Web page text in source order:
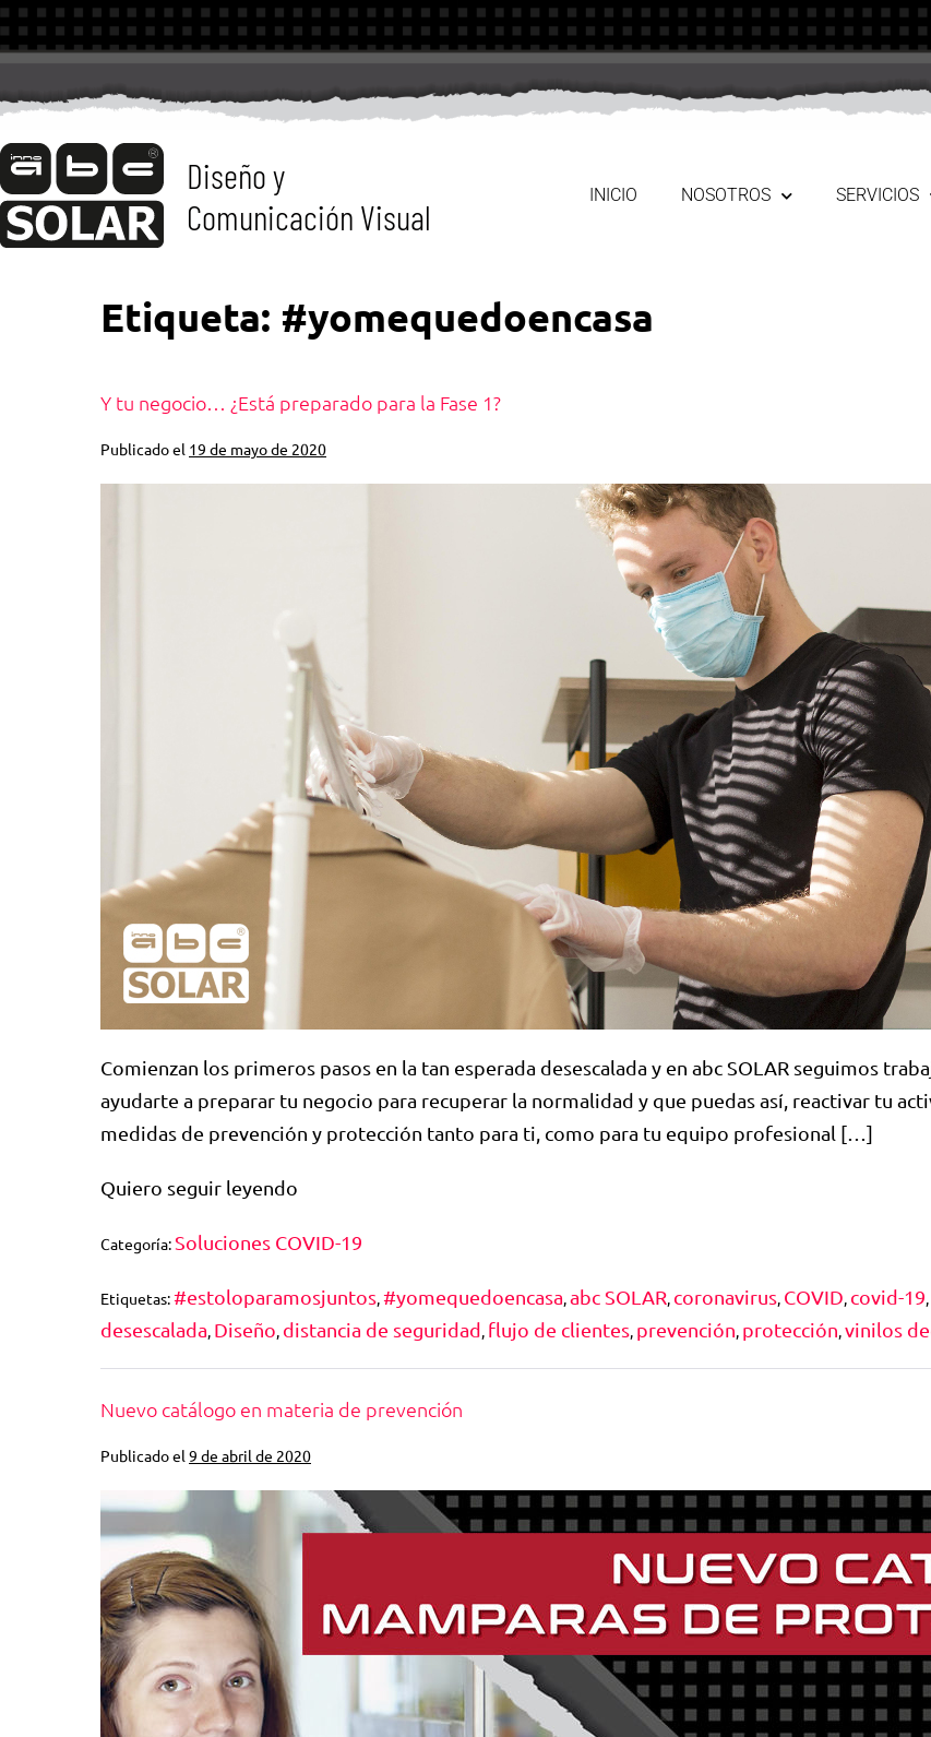
Diseño y
Comunicación Visual
INICIO NOSOTROS SERVICIOS
Etiqueta: #yomequedoencasa
Y tu negocio… ¿Está preparado para la Fase 1?
Publicado el 19 de mayo de 2020
Comienzan los primeros pasos en la tan esperada desescalada y en abc SOLAR seguimos
ayudarte a preparar tu negocio para recuperar la normalidad y que puedas así, reactivar tu
medidas de prevención y protección tanto para ti, como para tu equipo profesional […]
Quiero seguir leyendo
Categoría: Soluciones COVID-19
Etiquetas:#estoloparamosjuntos,#yomequedoencasa,abc SOLAR, coronavirus, COVID, covid-19,
desescalada, Diseño, distancia de seguridad, flujo de clientes, prevención, protección,vinilos
Nuevo catálogo en materia de prevención
Publicado el 9 de abril de 2020